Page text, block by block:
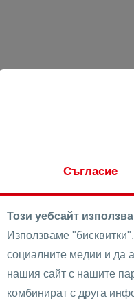
ПРОДАВА
Съгласие
Този уебсайт
Използваме
социалните медии и да
нашия сайт с нашите
комбинират с друга